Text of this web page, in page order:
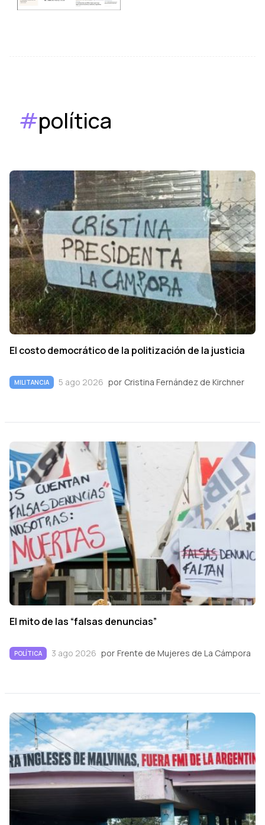
#política
El costo democrático de la politización de la justicia
MILITANCIA 5 ago 2026 por Cristina Fernández de Kirchner
El mito de las “falsas denuncias”
POLÍTICA 3 ago 2026 por Frente de Mujeres de La Cámpora